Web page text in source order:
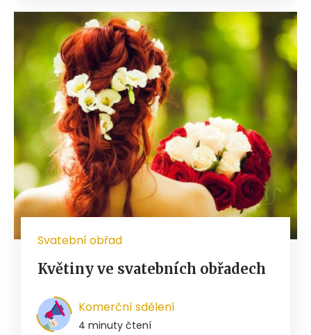
Svatební obřad
Květiny ve svatebních obřadech
Komerční sdělení
4 minuty čtení